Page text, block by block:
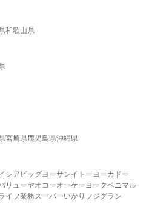
和歌山県
宮崎県鹿児島県沖縄県
シア ビッグヨーサンイトーヨーカドー
リューヤオコーオーケー ヨークベニマル
イフ業務スーパーいかり フジグラン